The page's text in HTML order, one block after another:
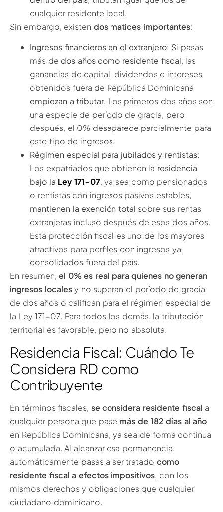
cualquier residente local.
Sin embargo, existen dos matices importantes:
Ingresos financieros en el extranjero: Si pasas
más de dos años como residente fiscal, las
ganancias de capital, dividendos e intereses
obtenidos fuera de República Dominicana
empiezan a tributar. Los primeros dos años son
una especie de período de gracia, pero
después, el 0% desaparece parcialmente para
este tipo de ingresos.
Régimen especial para jubilados y rentistas:
Los expatriados que obtienen la residencia
bajo la Ley 171-07, ya sea como pensionados
o rentistas con ingresos pasivos estables,
mantienen la exención total sobre sus rentas
extranjeras incluso después de esos dos años.
Esta protección fiscal es uno de los mayores
atractivos para perfiles con ingresos ya
consolidados fuera del país.
En resumen,el 0% es real para quienes no generan
ingresos localesy no superan el período de gracia
de dos años o califican para el régimen especial de
la Ley 171-07. Para todos los demás, la tributación
territorial es favorable, pero no absoluta.
Residencia Fiscal: Cuándo Te
Considera RD como
Contribuyente
En términos fiscales, se considera residente fiscal a
cualquier persona que pase más de 182 días al año
en República Dominicana, ya sea de forma continua
o acumulada. Al alcanzar esa permanencia,
automáticamente pasas a ser tratadocomo
residente fiscal a efectos impositivos, con los
mismos derechos y obligaciones que cualquier
ciudadano dominicano.